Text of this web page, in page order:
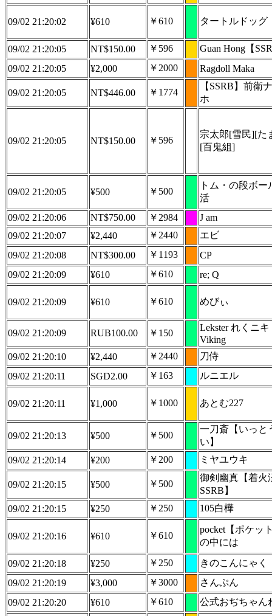
09/02 21:20:02 ¥610 ￥610 タートルドッグ
09/02 21:20:05 NT$150.00 ￥596
Guan Hong【
09/02 21:20:05
¥2,000 ￥2000 Ragdoll Maka
09/02 21:20:05 NT$446.00 ￥1774
【SSRB】前衛
ホ
09/02 21:20:05 NT$150.00 ￥596
宗太郎[雪民][た
[百鬼組]
09/02 21:20:05 ¥500 ￥500
トム・の段ボー
活
09/02 21:20:06
NT$750.00 ￥2984
J am
09/02 21:20:07
¥2,440 ￥2440
エビ
09/02 21:20:08
NT$300.00 ￥1193
CP
09/02 21:20:09
¥610 ￥610 re; Q
09/02 21:20:09 ¥610 ￥610 めびぃ
09/02 21:20:09 RUB100.00 ￥150
Lekster れくニキ
Viking
09/02 21:20:10
¥2,440 ￥2440
刀侍
09/02 21:20:11
SGD2.00 ￥163 ルニエル
09/02 21:20:11 ¥1,000 ￥1000 あとむ227
09/02 21:20:13 ¥500 ￥500
一刀斎【いっと
い】
09/02 21:20:14
¥200 ￥200 ミヤユウキ
09/02 21:20:15 ¥500 ￥500
御剣幽真【着火
SSRB】
09/02 21:20:15
¥250 ￥250 105白樺
09/02 21:20:16 ¥610 ￥610
pocket【ポケッ
の中には
09/02 21:20:18 ¥250 ￥250
きのこんにゃく
09/02 21:20:19
¥3,000 ￥3000
さんぷん
09/02 21:20:20
¥610 ￥610 公式おぢちゃん